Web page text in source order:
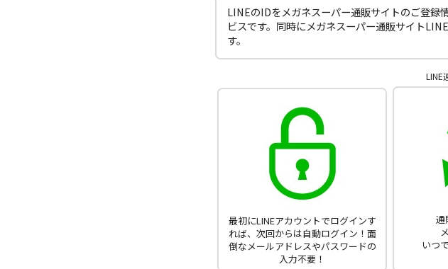
LINEのIDをメガネスーパー通販サイトのご登録
ビスです。同時にメガネスーパー通販サイト
す。
LINE
最初にLINEアカウントでログインす
れば、次回からは自動ログイン！面
倒なメールアドレスやパスワードの
入力不要！
通
いつ